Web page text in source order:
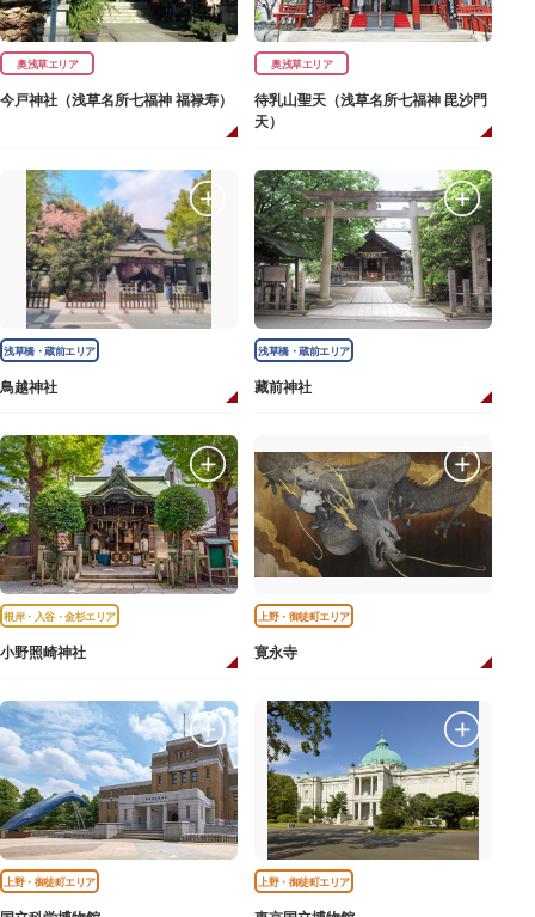
奥浅草エリア
今戸神社（浅草名所七福神 福禄寿）
奥浅草エリア
待乳山聖天（浅草名所七福神 毘沙門
天）
浅草橋・蔵前エリア
鳥越神社
浅草橋・蔵前エリア
藏前神社
根岸・入谷・金杉エリア
小野照崎神社
上野・御徒町エリア
寛永寺
上野・御徒町エリア 上野・御徒町エリア